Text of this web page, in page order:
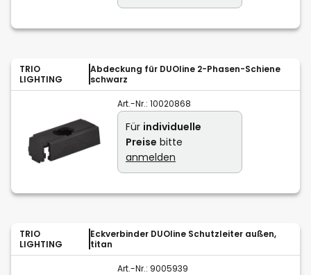
TRIO
LIGHTING
Abdeckung für DUOline 2-Phasen-Schiene
schwarz
Art.-Nr.: 10020868
Für individuelle
Preise bitte
anmelden
TRIO
LIGHTING
Eckverbinder DUOline Schutzleiter außen,
titan
Art.-Nr.: 9005939